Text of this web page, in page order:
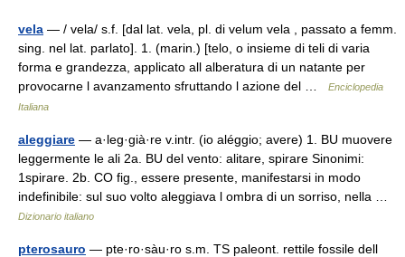
vela — / vela/ s.f. [dal lat. vela, pl. di velum vela , passato a femm.
sing. nel lat. parlato]. 1. (marin.) [telo, o insieme di teli di varia
forma e grandezza, applicato all alberatura di un natante per
provocarne l avanzamento sfruttando l azione del …
Enciclopedia
Italiana
aleggiare — a·leg·già·re v.intr. (io aléggio; avere) 1. BU muovere
leggermente le ali 2a. BU del vento: alitare, spirare Sinonimi:
1spirare. 2b. CO fig., essere presente, manifestarsi in modo
indefinibile: sul suo volto aleggiava l ombra di un sorriso, nella …
Dizionario italiano
pterosauro — pte·ro·sàu·ro s.m. TS paleont. rettile fossile dell